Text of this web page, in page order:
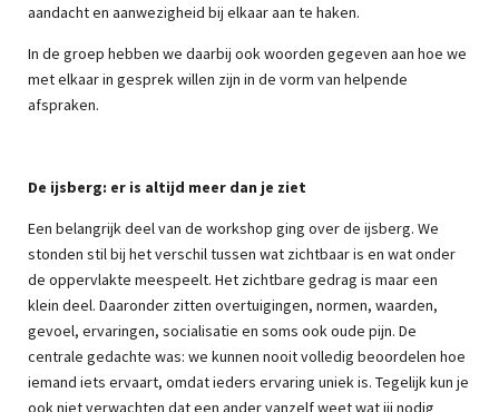
aandacht en aanwezigheid bij elkaar aan te haken.
In de groep hebben we daarbij ook woorden gegeven aan hoe we
met elkaar in gesprek willen zijn in de vorm van helpende
afspraken.
De ijsberg: er is altijd meer dan je ziet
Een belangrijk deel van de workshop ging over de ijsberg. We
stonden stil bij het verschil tussen wat zichtbaar is en wat onder
de oppervlakte meespeelt. Het zichtbare gedrag is maar een
klein deel. Daaronder zitten overtuigingen, normen, waarden,
gevoel, ervaringen, socialisatie en soms ook oude pijn. De
centrale gedachte was: we kunnen nooit volledig beoordelen hoe
iemand iets ervaart, omdat ieders ervaring uniek is. Tegelijk kun je
ook niet verwachten dat een ander vanzelf weet wat jij nodig